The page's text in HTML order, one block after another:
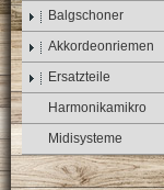
Balgschoner
Akkordeonriemen
Ersatzteile
Harmonikamikro
Midisysteme